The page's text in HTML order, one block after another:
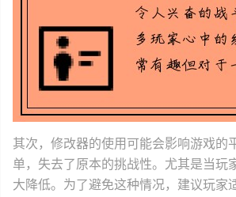
其次，修改器的使用可能会影响游戏
单，失去了原本的挑战性。尤其是当
大降低。为了避免这种情况，建议玩